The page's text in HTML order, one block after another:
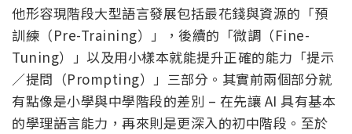
他形容現階段大型語言發展包括最花錢與資源的「預
訓練（Pre-Training）」，後續的「微調（Fine-
Tuning）」以及用小樣本就能提升正確的能力「提示
／提問（Prompting）」三部分。其實前兩個部分就
有點像是小學與中學階段的差別 – 在先讓 AI 具有基本
的學理語言能力，再來則是更深入的初中階段。至於